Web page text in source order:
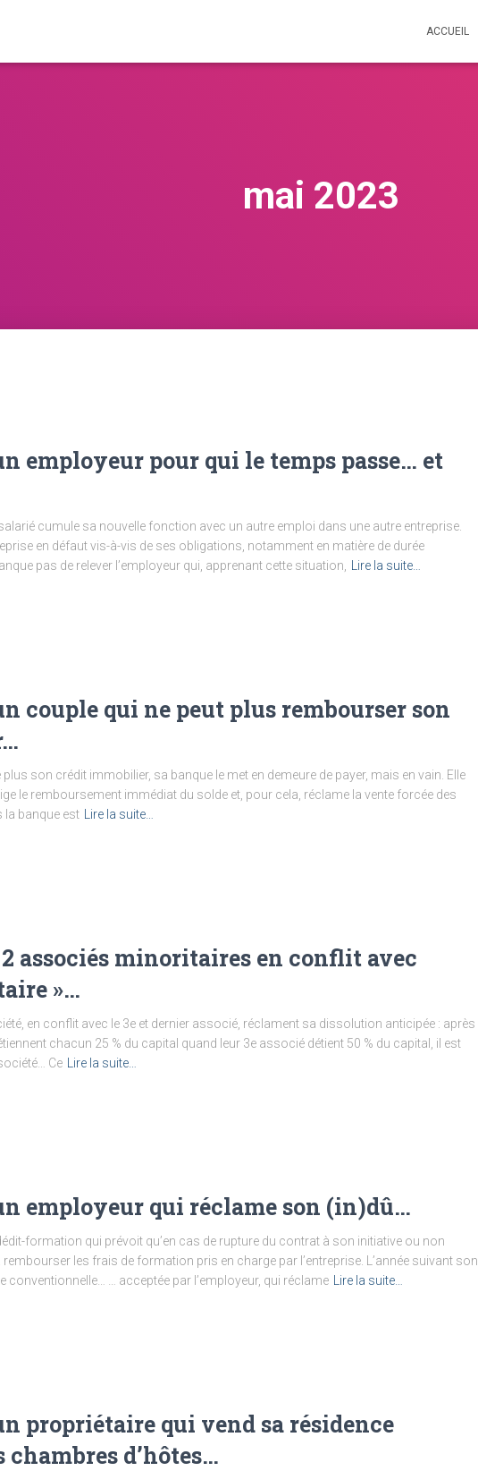
ACCUEIL
mai 2023
employeur pour qui le temps passe… et
cumule sa nouvelle fonction avec un autre emploi dans une autre entreprise.
en défaut vis-à-vis de ses obligations, notamment en matière de durée
pas de relever l’employeur qui, apprenant cette situation,
Lire la suite…
couple qui ne peut plus rembourser son
son crédit immobilier, sa banque le met en demeure de payer, mais en vain. Elle
le remboursement immédiat du solde et, pour cela, réclame la vente forcée des
la banque est
Lire la suite…
2 associés minoritaires en conflit avec
»…
en conflit avec le 3e et dernier associé, réclament sa dissolution anticipée : après
chacun 25 % du capital quand leur 3e associé détient 50 % du capital, il est
Ce
Lire la suite…
employeur qui réclame son (in)dû…
formation qui prévoit qu’en cas de rupture du contrat à son initiative ou non
rembourser les frais de formation pris en charge par l’entreprise. L’année suivant son
conventionnelle… … acceptée par l’employeur, qui réclame
Lire la suite…
propriétaire qui vend sa résidence
d’hôtes…